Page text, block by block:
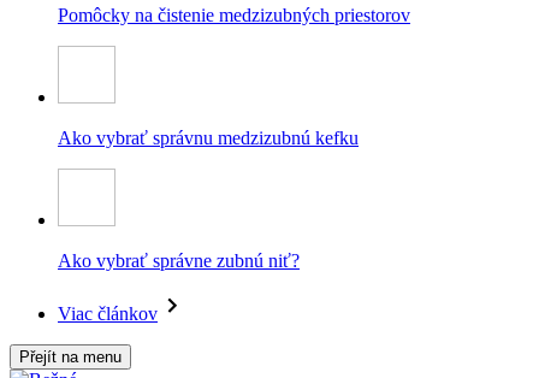
Pomôcky na čistenie medzizubných priestorov
Ako vybrať správnu medzizubnú kefku
Ako vybrať správne zubnú niť?
Viac článkov
Přejít na menu